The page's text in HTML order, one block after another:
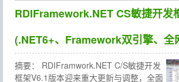
RDIFramework.NET CS敏捷开发
(.NET6+、Framework双引擎、全
摘要： RDIFramwork.NET C/S敏捷开发
框架V6.1版本迎来重大更新与调整，全面